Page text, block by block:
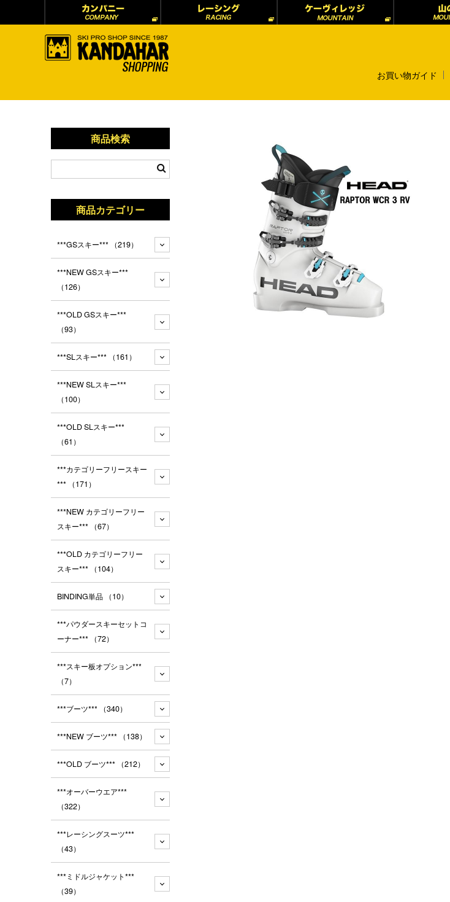
お買い物ガイド
商品検索
商品カテゴリー
***GSスキー*** （219）
***NEW GSスキー***
（126）
***OLD GSスキー***
（93）
***SLスキー*** （161）
***NEW SLスキー***
（100）
***OLD SLスキー***
（61）
***カテゴリーフリースキー
*** （171）
***NEW カテゴリーフリー
スキー*** （67）
***OLD カテゴリーフリー
スキー*** （104）
BINDING単品 （10）
***パウダースキーセットコ
ーナー*** （72）
***スキー板オプション***
（7）
***ブーツ*** （340）
***NEW ブーツ*** （138）
***OLD ブーツ*** （212）
***オーバーウエア***
（322）
***レーシングスーツ***
（43）
***ミドルジャケット***
（39）